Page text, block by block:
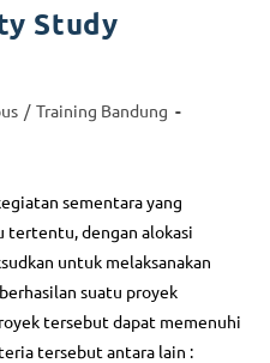
Study
/ Training Bandung
sementara yang
tertentu, dengan alokasi
untuk melaksanakan
suatu proyek
tersebut dapat memenuhi
tersebut antara lain :